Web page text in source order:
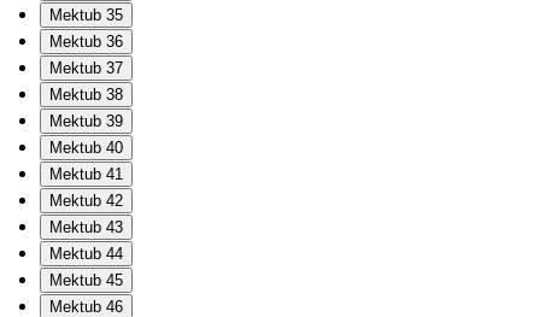
Mektub 35
Mektub 36
Mektub 37
Mektub 38
Mektub 39
Mektub 40
Mektub 41
Mektub 42
Mektub 43
Mektub 44
Mektub 45
Mektub 46